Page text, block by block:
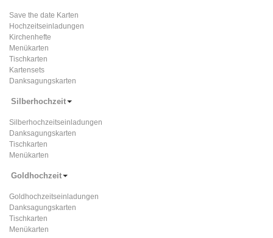
Save the date Karten
Hochzeitseinladungen
Kirchenhefte
Menükarten
Tischkarten
Kartensets
Danksagungskarten
Silberhochzeit
Silberhochzeitseinladungen
Danksagungskarten
Tischkarten
Menükarten
Goldhochzeit
Goldhochzeitseinladungen
Danksagungskarten
Tischkarten
Menükarten